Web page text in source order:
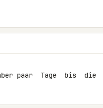
paar  Tage  bis  die